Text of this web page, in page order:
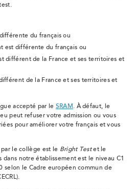
du français ou
est différente du français ou
différent de la France et ses territoires et
de la France et ses territoires et
accepté par le SRAM . À défaut, le
peut refuser votre admission ou vous
pour améliorer votre français et vous
le collège est le Bright Testet le
notre établissement est le niveau C1
selon le Cadre européen commun de